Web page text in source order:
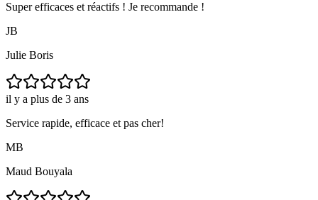
Super efficaces et réactifs ! Je recommande !
JB
Julie Boris
il y a plus de 3 ans
Service rapide, efficace et pas cher!
MB
Maud Bouyala